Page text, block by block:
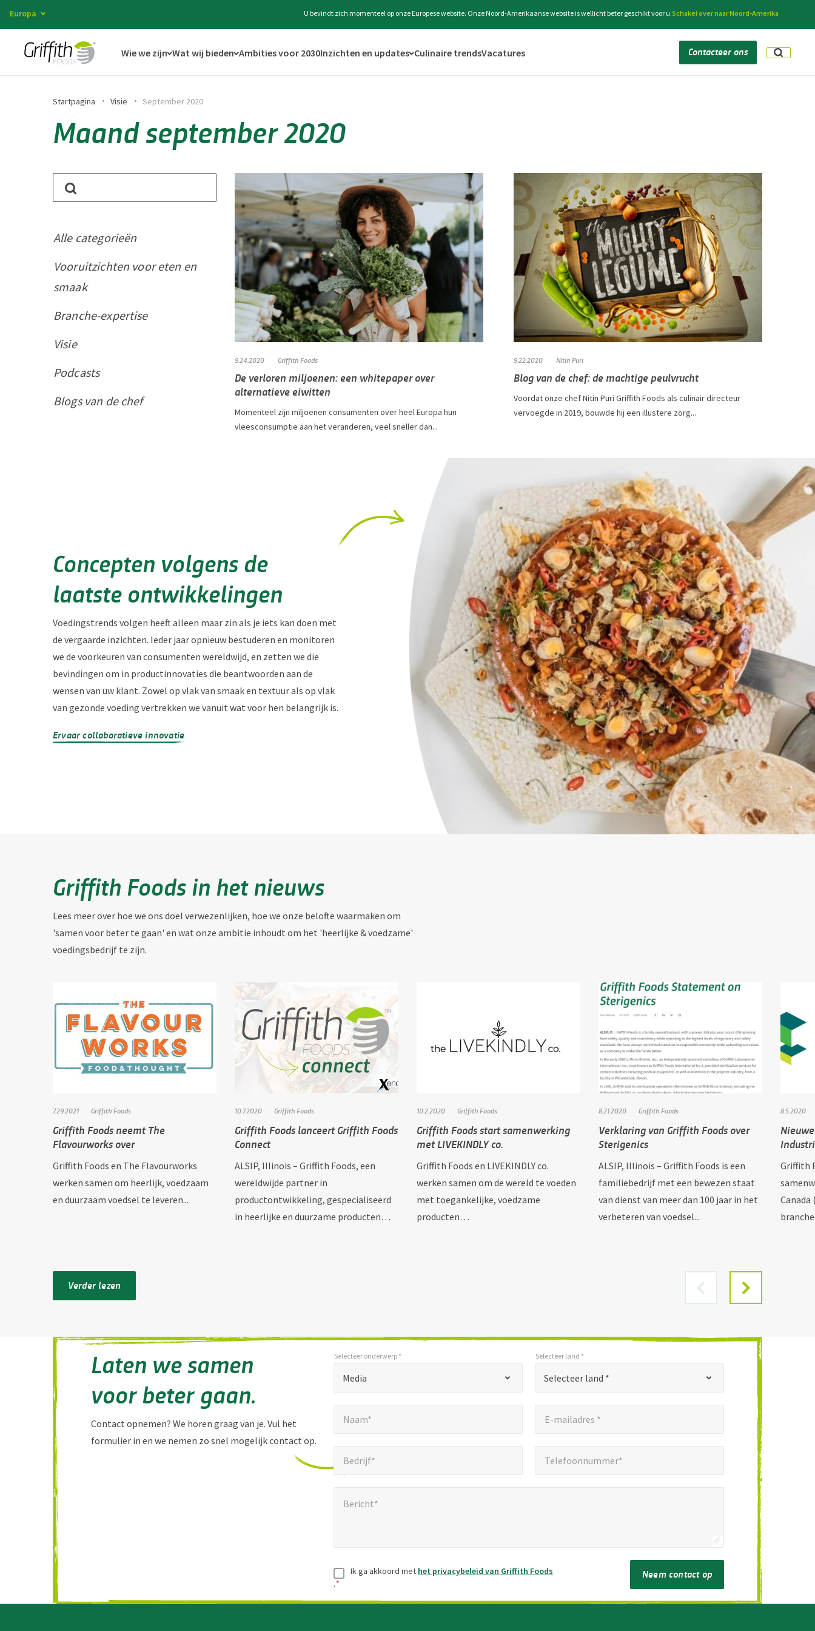
Europa U bevindt zich momenteel op onze Europese website. Onze Noord-Amerikaanse website is wellicht beter geschikt voor u.Schakel over naar Noord-Amerika
Wie we zijn Wat wij bieden Ambities voor 2030Inzichten en updates Culinaire trendsVacatures Contacteer ons
Startpagina Visie September 2020
Maand september 2020
Alle categorieën
Vooruitzichten voor eten en
smaak
Branche-expertise
Visie
Podcasts
Blogs van de chef
9.24.2020 Griffith Foods
De verloren miljoenen: een whitepaper over
alternatieve eiwitten
Momenteel zijn miljoenen consumenten over heel Europa hun
vleesconsumptie aan het veranderen, veel sneller dan...
9.22.2020 Nitin Puri
Blog van de chef: de machtige peulvrucht
Voordat onze chef Nitin Puri Griffith Foods als culinair directeur
vervoegde in 2019, bouwde hij een illustere zorg...
Concepten volgens de
laatste ontwikkelingen
Voedingstrends volgen heeft alleen maar zin als je iets kan doen met
de vergaarde inzichten. Ieder jaar opnieuw bestuderen en monitoren
we de voorkeuren van consumenten wereldwijd, en zetten we die
bevindingen om in productinnovaties die beantwoorden aan de
wensen van uw klant. Zowel op vlak van smaak en textuur als op vlak
van gezonde voeding vertrekken we vanuit wat voor hen belangrijk is.
Ervaar collaboratieve innovatie
Griffith Foods in het nieuws
Lees meer over hoe we ons doel verwezenlijken, hoe we onze belofte waarmaken om
'samen voor beter te gaan' en wat onze ambitie inhoudt om het 'heerlijke & voedzame'
voedingsbedrijf te zijn.
7.29.2021 Griffith Foods
Griffith Foods neemt The
Flavourworks over
Griffith Foods en The Flavourworks
werken samen om heerlijk, voedzaam
en duurzaam voedsel te leveren...
10.7.2020 Griffith Foods
Griffith Foods lanceert Griffith Foods
Connect
ALSIP, Illinois – Griffith Foods, een
wereldwijde partner in
productontwikkeling, gespecialiseerd
in heerlijke en duurzame producten…
10.2.2020 Griffith Foods
Griffith Foods start samenwerking
met LIVEKINDLY co.
Griffith Foods en LIVEKINDLY co.
werken samen om de wereld te voeden
met toegankelijke, voedzame
producten…
8.21.2020 Griffith Foods
Verklaring van Griffith Foods over
Sterigenics
ALSIP, Illinois – Griffith Foods is een
familiebedrijf met een bewezen staat
van dienst van meer dan 100 jaar in het
verbeteren van voedsel...
8.5.2020
Griffith
Canada
Verder lezen
Laten we samen
voor beter gaan.
Contact opnemen? We horen graag van je. Vul het
formulier in en we nemen zo snel mogelijk contact op.
geeft
velden
aan.
Media
Selecteer onderwerp *
Selecteer land *
Selecteer land *
Naam* E-mailadres *
Bedrijf* Telefoonnummer*
Bericht*
Toestemming *
Ik ga akkoord met het privacybeleid van Griffith Foods
.*
Neem contact op